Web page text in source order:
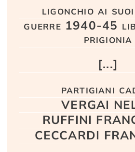
ligonchio ai
guerre 1940-45
prigionia
[...]
partigiani
VERGAI
RUFFINI
CECCARDI